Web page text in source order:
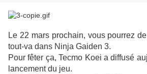
Le 22 mars prochain, vous pourrez
tout-va dans Ninja Gaiden 3.
Pour fêter ça, Tecmo Koei a diffusé
lancement du jeu.